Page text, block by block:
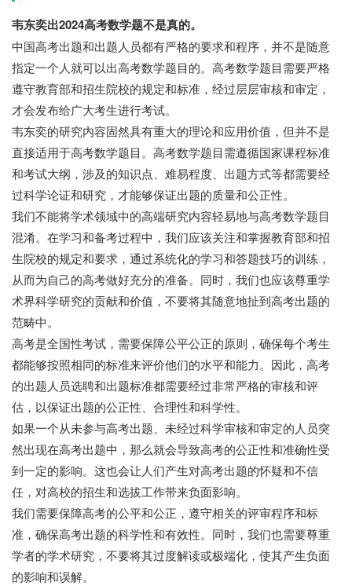
韦东奕出2024高考数学题不是真的。
中国高考出题和出题人员都有严格的要求和程序，并不是随意
指定一个人就可以出高考数学题目的。高考数学题目需要严格
遵守教育部和招生院校的规定和标准，经过层层审核和审定，
才会发布给广大考生进行考试。
韦东奕的研究内容固然具有重大的理论和应用价值，但并不是
直接适用于高考数学题目。高考数学题目需遵循国家课程标准
和考试大纲，涉及的知识点、难易程度、出题方式等都需要经
过科学论证和研究，才能够保证出题的质量和公正性。
我们不能将学术领域中的高端研究内容轻易地与高考数学题目
混淆。在学习和备考过程中，我们应该关注和掌握教育部和招
生院校的规定和要求，通过系统化的学习和答题技巧的训练，
从而为自己的高考做好充分的准备。同时，我们也应该尊重学
术界科学研究的贡献和价值，不要将其随意地扯到高考出题的
范畴中。
高考是全国性考试，需要保障公平公正的原则，确保每个考生
都能够按照相同的标准来评价他们的水平和能力。因此，高考
的出题人员选聘和出题标准都需要经过非常严格的审核和评
估，以保证出题的公正性、合理性和科学性。
如果一个从未参与高考出题、未经过科学审核和审定的人员突
然出现在高考出题中，那么就会导致高考的公正性和准确性受
到一定的影响。这也会让人们产生对高考出题的怀疑和不信
任，对高校的招生和选拔工作带来负面影响。
我们需要保障高考的公平和公正，遵守相关的评审程序和标
准，确保高考出题的科学性和有效性。同时，我们也需要尊重
学者的学术研究，不要将其过度解读或极端化，使其产生负面
的影响和误解。